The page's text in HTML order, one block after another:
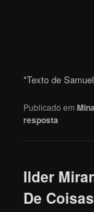
*Texto de
Publicado em
resposta
Ilder
De